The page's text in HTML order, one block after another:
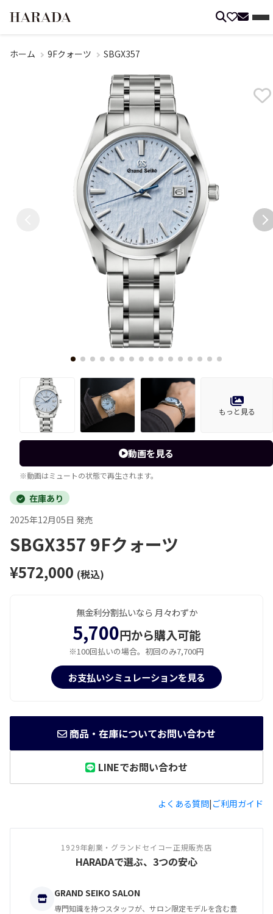
ホーム 9Fクォーツ SBGX357
もっと見る
動画を見る
※動画はミュートの状態で再生されます。
在庫あり
2025年12月05日 発売
SBGX357 9Fクォーツ
¥572,000 (税込)
無金利分割払いなら 月々わずか
5,700円から購入可能
※100回払いの場合。初回のみ7,700円
お支払いシミュレーションを見る
商品・在庫についてお問い合わせ
LINEでお問い合わせ
よくある質問| ご利用ガイド
1929年創業・グランドセイコー正規販売店
HARADAで選ぶ、3つの安心
GRAND SEIKO SALON
専門知識を持つスタッフが、サロン限定モデルを含む豊